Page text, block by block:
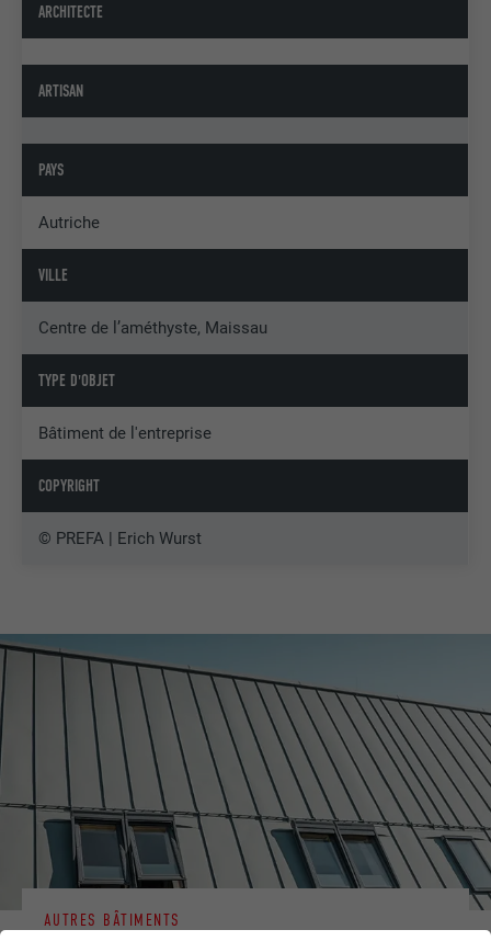
ARCHITECTE
ARTISAN
PAYS
Autriche
VILLE
Centre de l’améthyste, Maissau
TYPE D'OBJET
Bâtiment de l'entreprise
COPYRIGHT
© PREFA | Erich Wurst
AUTRES BÂTIMENTS